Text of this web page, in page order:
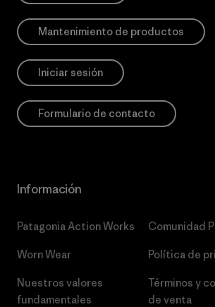
Mantenimiento de productos
Iniciar sesión
Formulario de contacto
Información
Patagonia Action Works
Worn Wear
Nuestros valores
fundamentales
Comunidad
Política de
Términos y
de venta